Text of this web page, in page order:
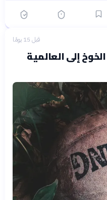
قبل 15 يومًا
إلى العالمية